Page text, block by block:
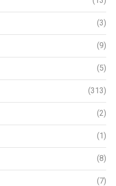
(3)
(9)
(5)
(313)
(2)
(1)
(8)
(7)